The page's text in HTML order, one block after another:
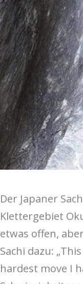
Der Japaner
Klettergebiet
etwas offen,
Sachi dazu:
hardest move I